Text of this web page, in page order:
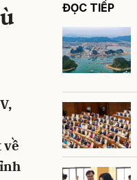
về
ĐỌC TIẾP
Gửi